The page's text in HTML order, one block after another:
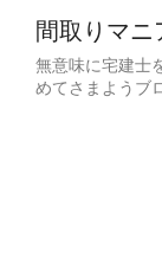
間取りマニ
無意味に宅建士
めてさまようブ